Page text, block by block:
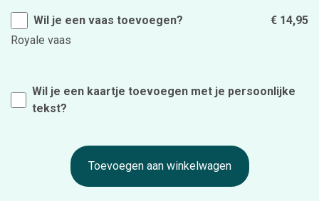
Wil je een vaas toevoegen?
Royale vaas
€ 14,95
Wil je een kaartje toevoegen met je persoonlijke
tekst?
Toevoegen aan winkelwagen